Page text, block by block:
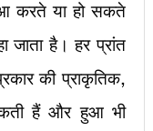
करते या हो सकते
जाता है। हर प्रांत
की प्राकृतिक,
सकती हैं और हुआ भी